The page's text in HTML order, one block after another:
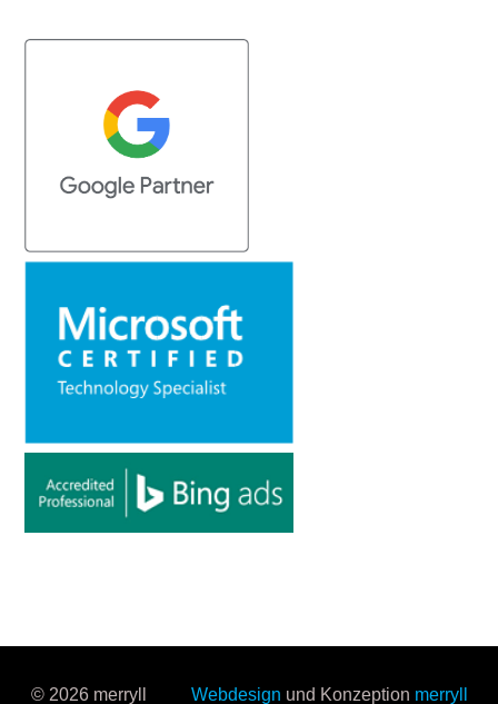
© 2026 merryll Webdesign und Konzeption merryll